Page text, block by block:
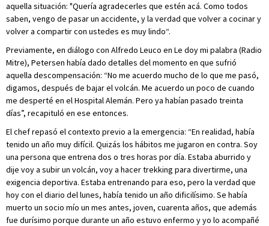
aquella situación: "Quería agradecerles que estén acá. Como todos
saben, vengo de pasar un accidente, y la verdad que volver a cocinar y
volver a compartir con ustedes es muy lindo“.
Previamente, en diálogo con Alfredo Leuco en Le doy mi palabra (Radio
Mitre), Petersen había dado detalles del momento en que sufrió
aquella descompensación: “No me acuerdo mucho de lo que me pasó,
digamos, después de bajar el volcán. Me acuerdo un poco de cuando
me desperté en el Hospital Alemán. Pero ya habían pasado treinta
días”, recapituló en ese entonces.
El chef repasó el contexto previo a la emergencia: “En realidad, había
tenido un año muy difícil. Quizás los hábitos me jugaron en contra. Soy
una persona que entrena dos o tres horas por día. Estaba aburrido y
dije voy a subir un volcán, voy a hacer trekking para divertirme, una
exigencia deportiva. Estaba entrenando para eso, pero la verdad que
hoy con el diario del lunes, había tenido un año dificilísimo. Se había
muerto un socio mío un mes antes, joven, cuarenta años, que además
fue durísimo porque durante un año estuvo enfermo y yo lo acompañé